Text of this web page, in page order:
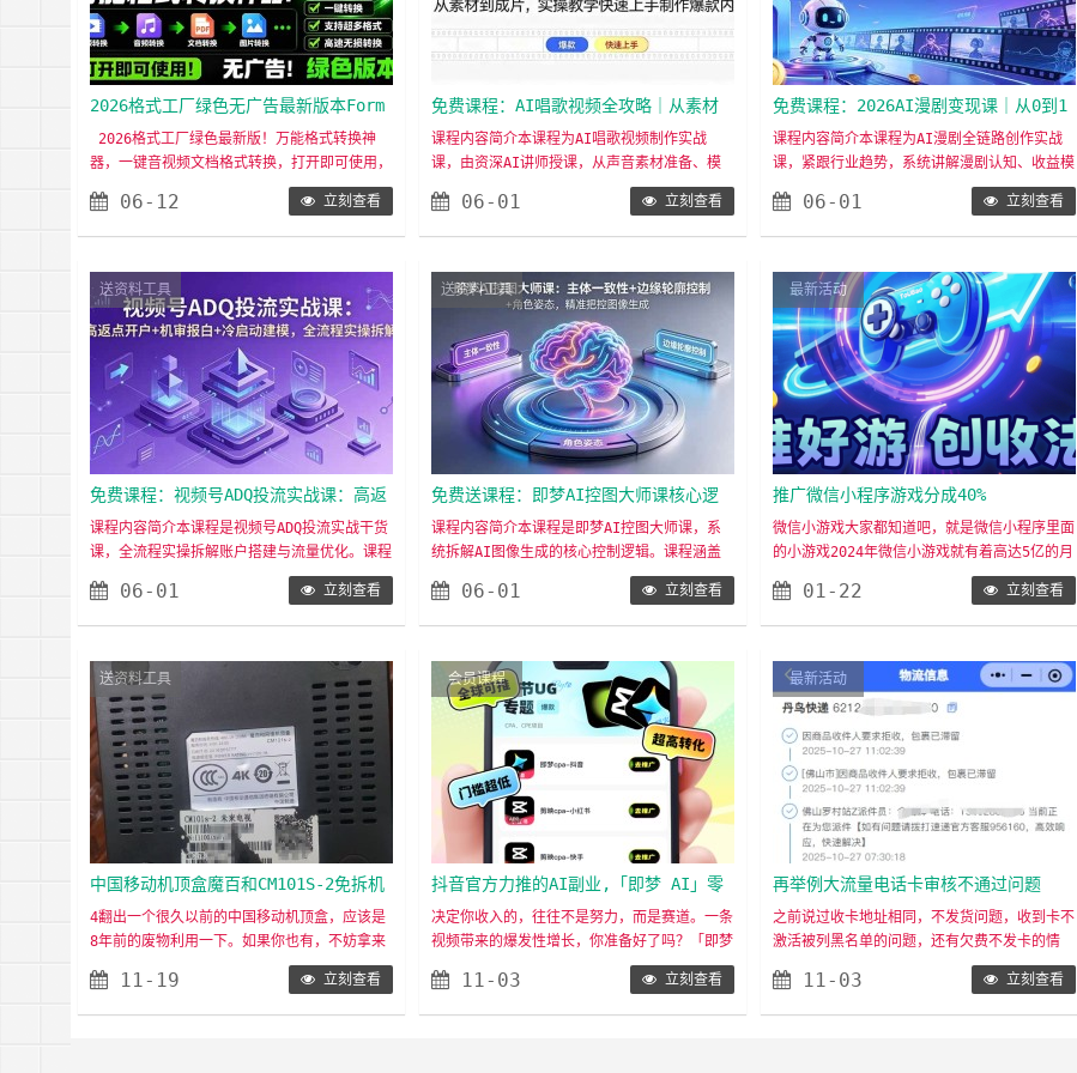
2026格式工厂绿色无广告最新版本Form
atFactory
2026格式工厂绿色最新版！万能格式转换神
器，一键音视频文档格式转换，打开即可使用，
无广告绿色版本~格式工厂FormatFactory作
为一款功能强大的多媒体格式转换软件，能够满
足用户在不同场景下对多媒体文件格式转换的需
便捷性、高效的转换速度以及其在多平台的兼容
性，展现其在多媒体处理领域的重要地位。……
06-12 立刻查看
免费课程：AI唱歌视频全攻略｜从素材
到成片，实操教学快速上手制作爆款内容
课程内容简介本课程为AI唱歌视频制作实战
课，由资深AI讲师授课，从声音素材准备、模
型使用与训练、音色转换入手，详解视频裁剪、
对嘴型、剪映剪辑、声音克隆及人物特效等全流
程实操技巧，简单易上手，几小时即可做出丝滑
做AI唱歌视频的新手2. 自媒体短视频内容创作
者3. 想做音乐类账号的运营者4. 想学AI声……
06-01 立刻查看
免费课程：2026AI漫剧变现课｜从0到1
学创作，标准化流程批量出片，解锁商业
接单渠道
课程内容简介本课程为AI漫剧全链路创作实战
课，紧跟行业趋势，系统讲解漫剧认知、收益模
式、选题筛选、小说改编、剧本撰写、分镜设
计、人物三视图制作、视频生成、剪辑配音、渠
道分发与变现等核心环节，手把手教学，助力学
剧，实现量产变现。 适合学习人群1. 零基础
想入行AI漫剧创作的新手2. ……
06-01 立刻查看
送资料工具
免费课程：视频号ADQ投流实战课：高返
点开户+机审报白+冷启动建模，全流程
实操拆解
课程内容简介本课程是视频号ADQ投流实战干货
课，全流程实操拆解账户搭建与流量优化。课程
涵盖ADQ后台界面认识、高返点账户开户方法、
机审报白流程；底层投流逻辑拆解、出价策略与
压价技巧、数据查看与流速分析；新账户冷启动
放量提速实操手法；版位选择、优质素材打造、
计划搭建合理思路；付费流量与免费流量联动关
系，如何用ADQ撬……
06-01 立刻查看
送资料工具
免费送课程：即梦AI控图大师课核心逻
辑拆解 ：主体一致性+边缘轮廓控制+角
色姿态，精准把控图像生成
课程内容简介本课程是即梦AI控图大师课，系
统拆解AI图像生成的核心控制逻辑。课程涵盖
主体一致性控图、边缘轮廓控制、角色姿态控
制、景深控制、局部重绘消除、智能扩图、美妆
创意海报直出、风格迁移等核心模块。帮助学员
图像生成的关键技巧，实现从随意生成到精准可
控的能力跃升，适用于电商设计、创意海报、角
色设计等场景。&nb……
06-01 立刻查看
最新活动
推广微信小程序游戏分成40%
微信小游戏大家都知道吧，就是微信小程序里面
的小游戏2024年微信小游戏就有着高达5亿的月
活用户，市场规模赶超400亿元，并不断增速发
展，游戏行业已悄然迈进微信小游戏时代，为了
让普通人吃到小游戏增长红利，我们的推广小游
的推广渠道，并且在不断增加当中。通过你推广
链接进入游戏的新玩家，将绑定为你的渠道玩
家，渠道玩家在该……
01-22 立刻查看
送资料工具
中国移动机顶盒魔百和CM101S-2免拆机
刷机，拆机刷成NAS服务器
4翻出一个很久以前的中国移动机顶盒，应该是
8年前的废物利用一下。如果你也有，不妨拿来
玩玩，先看一下机顶盒的外观看看是不是一样，
一样的就可以用同样的方法刷机了。CM101S-2‌
是搭载海思HI3798MV100芯片的运营商定制机
11-19 立刻查看
会员课程
抖音官方力推的AI副业,「即梦 AI」零
成本上手，普通人也能靠它变现
决定你收入的，往往不是努力，而是赛道。一条
视频带来的爆发性增长，你准备好了吗？「即梦
AI」正是当下最大的信息差，我们已将其系统
化，助你稳入月入10万+阵营。你只需跟进，即
可实现普通人的一次完美弯道超车。✅只需三步
11-03 立刻查看
最新活动
再举例大流量电话卡审核不通过问题
之前说过收卡地址相同，不发货问题，收到卡不
激活被列黑名单的问题，还有欠费不发卡的情
况，具体点击下面的链接聊一下19元办理超100
G流量卡是真的还是假的再近几天又出现两个差
不多的问题，拒收卡后相同地址不发卡，审核不
11-03 立刻查看